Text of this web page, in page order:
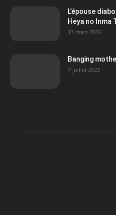
L’épouse
Heya no Inma
13 mars 2026
Banging
7 juillet 2022